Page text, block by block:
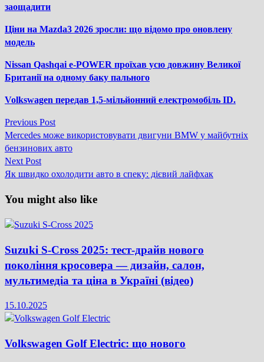
заощадити
Ціни на Mazda3 2026 зросли: що відомо про оновлену
модель
Nissan Qashqai e-POWER проїхав усю довжину Великої
Британії на одному баку пального
Volkswagen передав 1,5-мільйонний електромобіль ID.
Навігація
записів
Previous PostPrevious
post:
Mercedes може використовувати двигуни BMW у майбутніх
бензинових авто
Next PostNext
post:
Як швидко охолодити авто в спеку: дієвий лайфхак
You might also like
Suzuki S-Cross 2025: тест-драйв нового
покоління кросовера — дизайн, салон,
мультимедіа та ціна в Україні (відео)
15.10.2025
Volkswagen Golf Electric: що нового